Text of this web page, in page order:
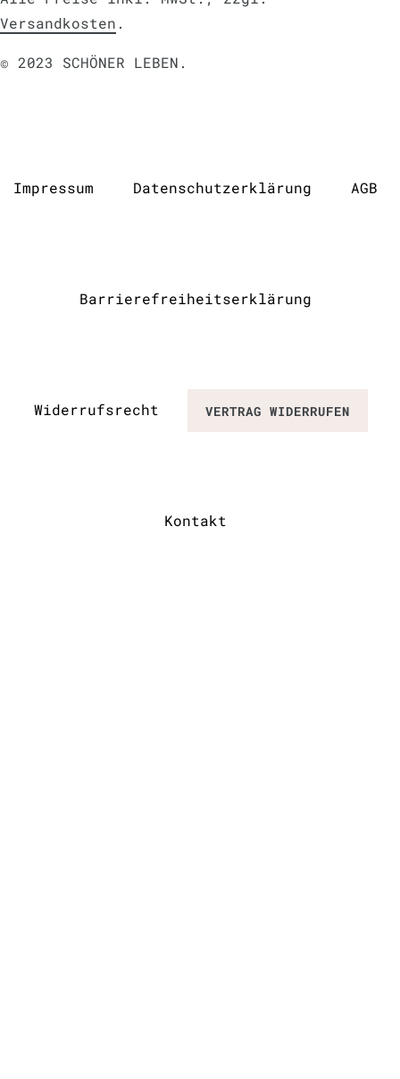
Versandkosten .
© 2023 SCHÖNER LEBEN.
Impressum Daten­schutz­erklärung AGB
Barrierefreiheitserklärung
Widerrufs­recht VERTRAG WIDERRUFEN
Kontakt